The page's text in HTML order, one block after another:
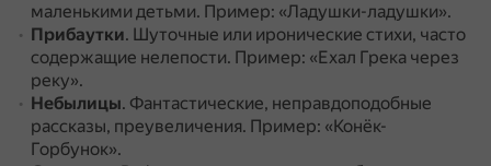
маленькими детьми. Пример: «Ладушки-ладушки».
Прибаутки. Шуточные или иронические стихи, часто
содержащие нелепости. Пример: «Ехал Грека через
реку».
Небылицы. Фантастические, неправдоподобные
рассказы, преувеличения. Пример: «Конёк-
Горбунок».